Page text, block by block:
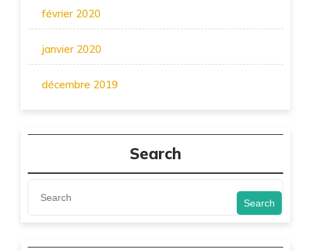
février 2020
janvier 2020
décembre 2019
Search
Search